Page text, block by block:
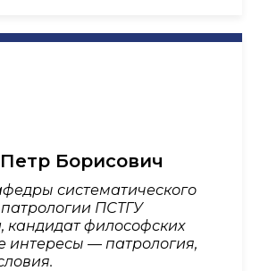
Борисович
систематического
ПСТГУ
кандидат философских
интересы — патрология,